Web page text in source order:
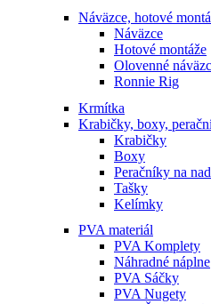
Náväzce, hotové
Náväzce
Hotové montáže
Olovenné
Ronnie Rig
Krmítka
Krabičky, boxy,
Krabičky
Boxy
Peračníky na
Tašky
Kelímky
PVA materiál
PVA Komplety
Náhradné náplne
PVA Sáčky
PVA Nugety